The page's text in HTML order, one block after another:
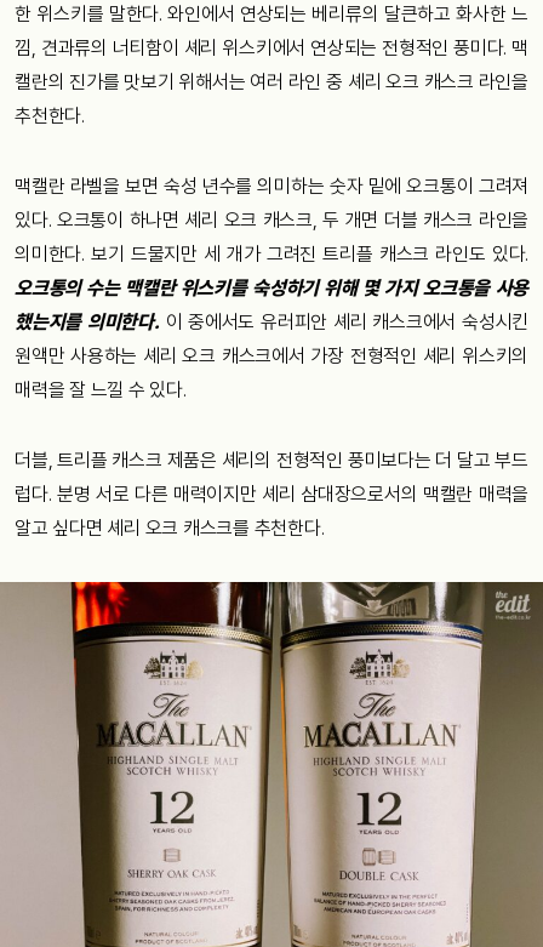
한 위스키를 말한다. 와인에서 연상되는 베리류의 달큰하고 화사한 느
낌, 견과류의 너티함이 셰리 위스키에서 연상되는 전형적인 풍미다. 맥
캘란의 진가를 맛보기 위해서는 여러 라인 중 셰리 오크 캐스크 라인을
추천한다.
맥캘란 라벨을 보면 숙성 년수를 의미하는 숫자 밑에 오크통이 그려져
있다. 오크통이 하나면 셰리 오크 캐스크, 두 개면 더블 캐스크 라인을
의미한다. 보기 드물지만 세 개가 그려진 트리플 캐스크 라인도 있다.
오크통의 수는 맥캘란 위스키를 숙성하기 위해 몇 가지 오크통을 사용
했는지를 의미한다. 이 중에서도 유러피안 셰리 캐스크에서 숙성시킨
원액만 사용하는 셰리 오크 캐스크에서 가장 전형적인 셰리 위스키의
매력을 잘 느낄 수 있다.
더블, 트리플 캐스크 제품은 셰리의 전형적인 풍미보다는 더 달고 부드
럽다. 분명 서로 다른 매력이지만 셰리 삼대장으로서의 맥캘란 매력을
알고 싶다면 셰리 오크 캐스크를 추천한다.